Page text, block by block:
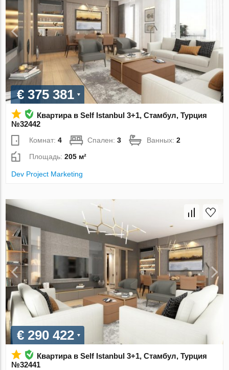
€ 375 381
Квартира в Self Istanbul 3+1, Стамбул, Турция
№32442
Комнат:4 Спален:3 Ванных:2
Площадь:205 м²
Dev Project Marketing
€ 290 422
Квартира в Self Istanbul 3+1, Стамбул, Турция
№32441